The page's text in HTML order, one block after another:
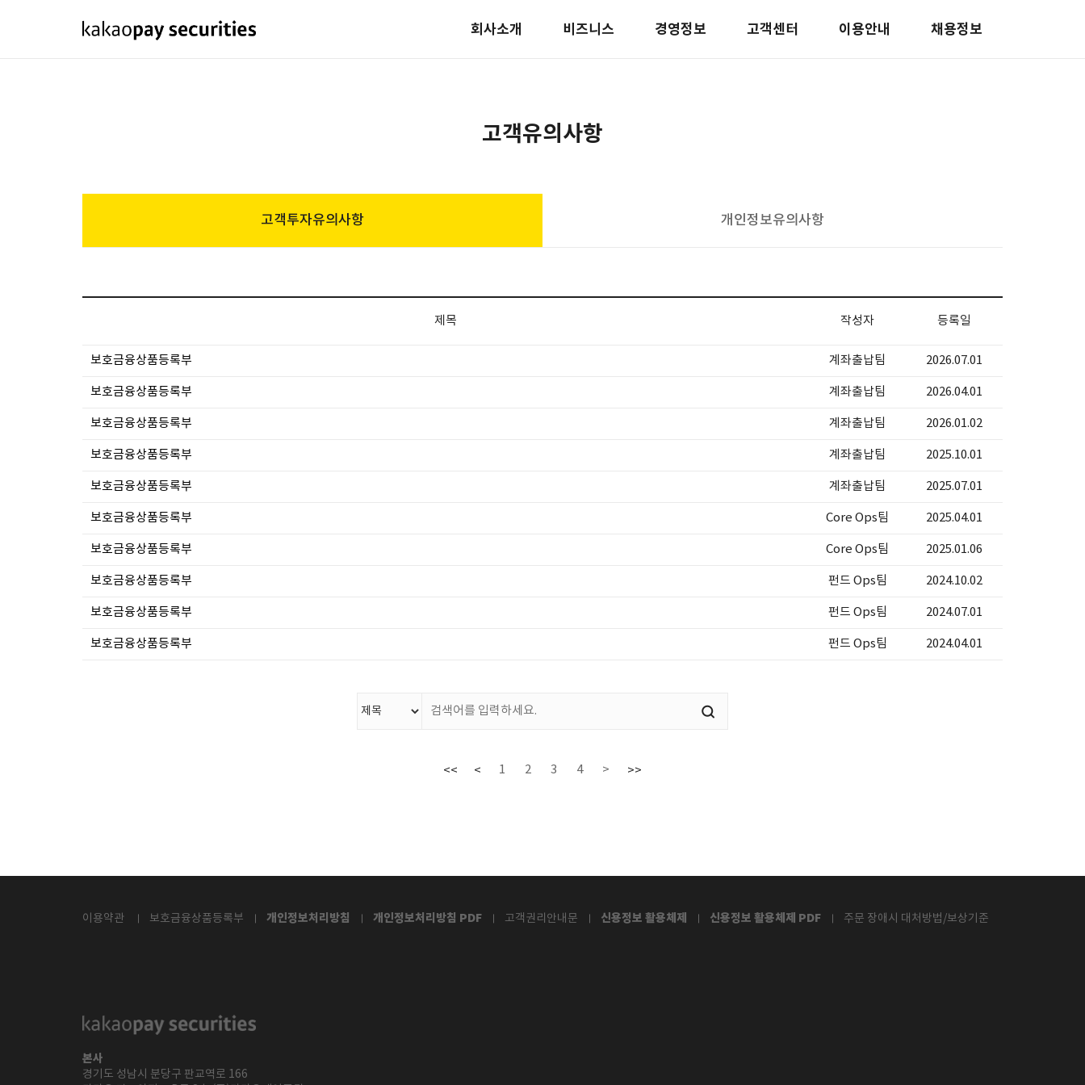
회사소개 비즈니스 경영정보 고객센터 이용안내 채용정보
고객유의사항
고객투자유의사항 개인정보유의사항
제목 작성자 등록일
보호금융상품등록부 계좌출납팀 2026.07.01
보호금융상품등록부 계좌출납팀 2026.04.01
보호금융상품등록부 계좌출납팀 2026.01.02
보호금융상품등록부 계좌출납팀 2025.10.01
보호금융상품등록부 계좌출납팀 2025.07.01
보호금융상품등록부 Core Ops팀 2025.04.01
보호금융상품등록부 Core Ops팀 2025.01.06
보호금융상품등록부 펀드 Ops팀 2024.10.02
보호금융상품등록부 펀드 Ops팀 2024.07.01
보호금융상품등록부 펀드 Ops팀 2024.04.01
<< < 1 2 3 4 > >>
이용약관 보호금융상품등록부 개인정보처리방침 개인정보처리방침 PDF 고객권리안내문 신용정보 활용체제 신용정보 활용체제 PDF 주문 장애시 대처방법/보상기준
본사
경기도 성남시 분당구 판교역로 166